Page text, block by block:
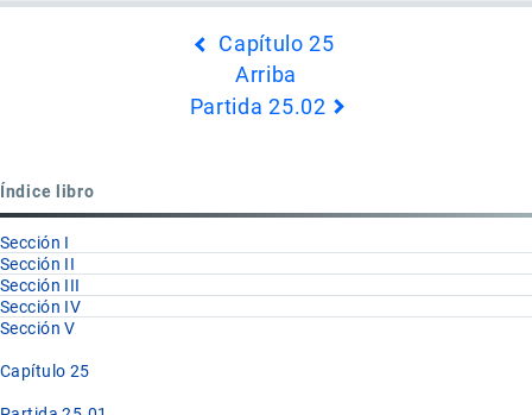
25.01
Capítulo 25
Arriba
Partida 25.02
Índice libro
Sección I
Sección II
Sección III
Sección IV
Sección V
Capítulo 25